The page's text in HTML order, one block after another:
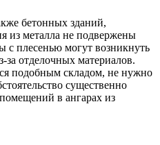
бетонных зданий,
из металла не подвержены
плесенью могут возникнуть
за отделочных материалов.
подобным складом, не нужно
существенно
в ангарах из